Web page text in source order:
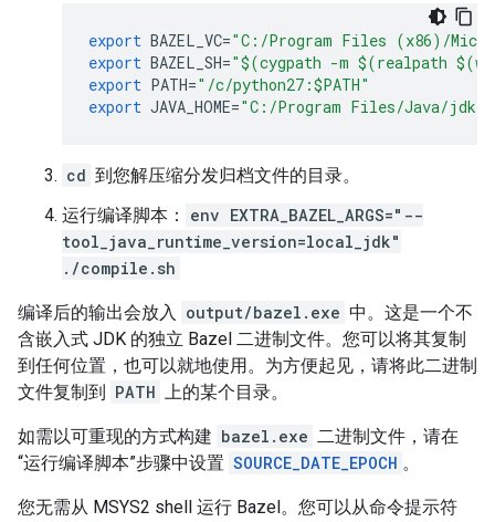
export BAZEL_VC="C:/Program Files (x86)/
export BAZEL_SH="$(cygpath -m $(realpath
export PATH="/c/python27:$PATH"
export JAVA_HOME="C:/Program Files/Java/jdk-
cd 到您解压缩分发归档文件的目录。
运行编译脚本：
env EXTRA_BAZEL_ARGS="--
tool_java_runtime_version=local_jdk"
./compile.sh
编译后的输出会放入 output/bazel.exe 中。这是一个不
含嵌入式 JDK 的独立 Bazel 二进制文件。您可以将其复制
到任何位置，也可以就地使用。为方便起见，请将此二进制
文件复制到 PATH 上的某个目录。
如需以可重现的方式构建 bazel.exe 二进制文件，请在
“运行编译脚本”步骤中设置 SOURCE_DATE_EPOCH 。
您无需从 MSYS2 shell 运行 Bazel。您可以从命令提示符